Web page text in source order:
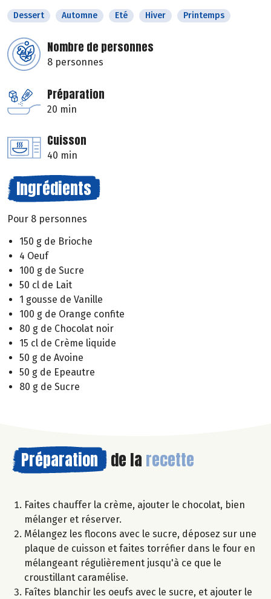
Dessert Automne Eté Hiver Printemps
Nombre de personnes
8 personnes
Préparation
20 min
Cuisson
40 min
Ingrédients
Pour 8 personnes
150 g de Brioche
4 Oeuf
100 g de Sucre
50 cl de Lait
1 gousse de Vanille
100 g de Orange confite
80 g de Chocolat noir
15 cl de Crème liquide
50 g de Avoine
50 g de Epeautre
80 g de Sucre
Préparation de la recette
Faites chauffer la crème, ajouter le chocolat, bien
mélanger et réserver.
Mélangez les flocons avec le sucre, déposez sur une
plaque de cuisson et faites torréfier dans le four en
mélangeant régulièrement jusqu'à ce que le
croustillant caramélise.
Faîtes blanchir les oeufs avec le sucre, et ajouter le